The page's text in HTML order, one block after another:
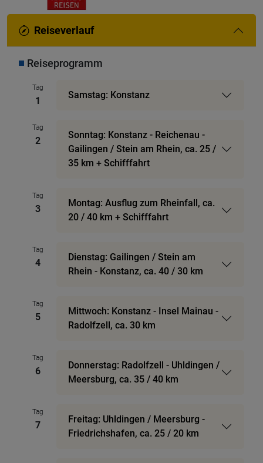
Reiseverlauf
Reiseprogramm
Tag
1
Samstag: Konstanz
Tag
2
Sonntag: Konstanz - Reichenau -
Gailingen / Stein am Rhein, ca. 25 /
35 km + Schifffahrt
Tag
3
Montag: Ausflug zum Rheinfall, ca.
20 / 40 km + Schifffahrt
Tag
4
Dienstag: Gailingen / Stein am
Rhein - Konstanz, ca. 40 / 30 km
Tag
5
Mittwoch: Konstanz - Insel Mainau -
Radolfzell, ca. 30 km
Tag
6
Donnerstag: Radolfzell - Uhldingen /
Meersburg, ca. 35 / 40 km
Tag
7
Freitag: Uhldingen / Meersburg -
Friedrichshafen, ca. 25 / 20 km